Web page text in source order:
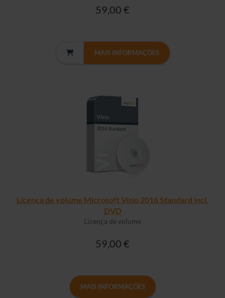
59,00 €
MAIS INFORMAÇÕES
Licença de volume Microsoft Visio 2016 Standard incl.
DVD
Licença de volume
59,00 €
MAIS INFORMAÇÕES